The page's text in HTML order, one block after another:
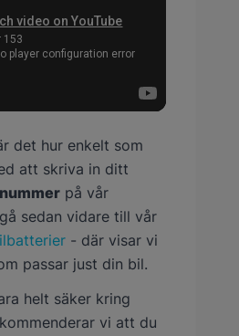
det hur enkelt som
att skriva in ditt
på vår
sedan vidare till vår
- där visar vi
passar just din bil.
helt säker kring
vi att du